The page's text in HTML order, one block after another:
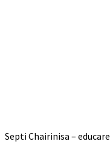
Septi Chairinisa – educare